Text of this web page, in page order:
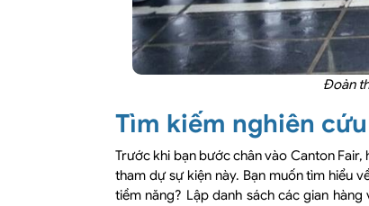
Đoàn
Tìm kiếm nghiên
Trước khi bạn bước chân vào Canton
tham dự sự kiện này. Bạn muốn tìm hiểu
tiềm năng? Lập danh sách các gian